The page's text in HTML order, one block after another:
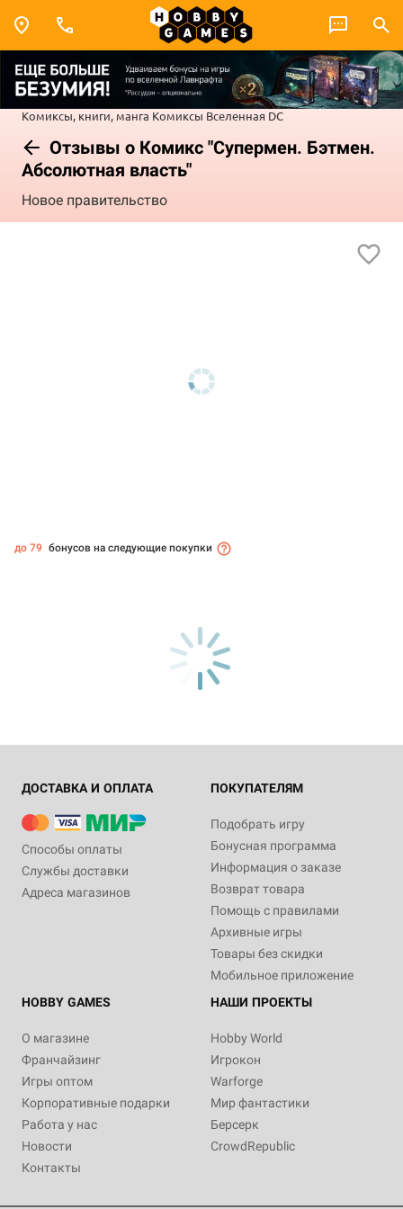
Комиксы, книги, манга Комиксы Вселенная DC
Отзывы о Комикс "Супермен. Бэтмен.
Абсолютная власть"
Новое правительство
до 79 бонусов на следующие покупки
ДОСТАВКА И ОПЛАТА
Способы оплаты
Службы доставки
Адреса магазинов
ПОКУПАТЕЛЯМ
Подобрать игру
Бонусная программа
Информация о заказе
Возврат товара
Помощь с правилами
Архивные игры
Товары без скидки
Мобильное приложение
HOBBY GAMES
О магазине
Франчайзинг
Игры оптом
Корпоративные подарки
Работа у нас
Новости
Контакты
НАШИ ПРОЕКТЫ
Hobby World
Игрокон
Warforge
Мир фантастики
Берсерк
CrowdRepublic